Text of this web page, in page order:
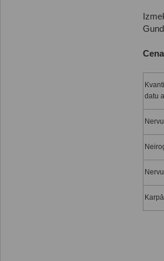
datu